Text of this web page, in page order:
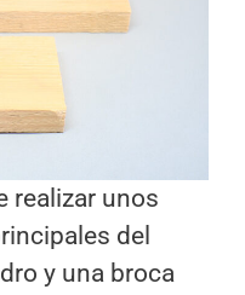
realizar unos
del
y una broca